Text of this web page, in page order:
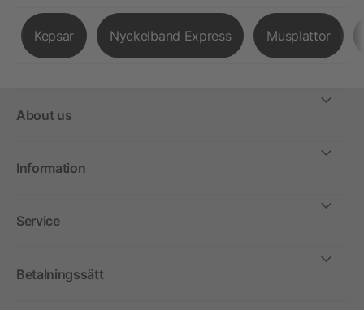
Kepsar Nyckelband Express Musplattor
About us
Information
Service
Betalningssätt